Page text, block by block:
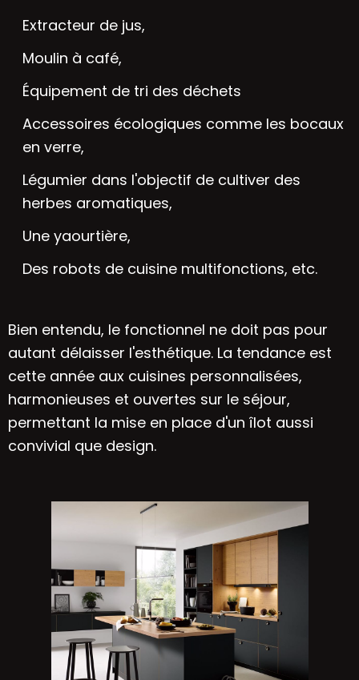
Extracteur de jus,
Moulin à café,
Équipement de tri des déchets
Accessoires écologiques comme les bocaux
en verre,
Légumier dans l'objectif de cultiver des
herbes aromatiques,
Une yaourtière,
Des robots de cuisine multifonctions, etc.
Bien entendu, le fonctionnel ne doit pas pour
autant délaisser l'esthétique. La tendance est
cette année aux cuisines personnalisées,
harmonieuses et ouvertes sur le séjour,
permettant la mise en place d'un îlot aussi
convivial que design.